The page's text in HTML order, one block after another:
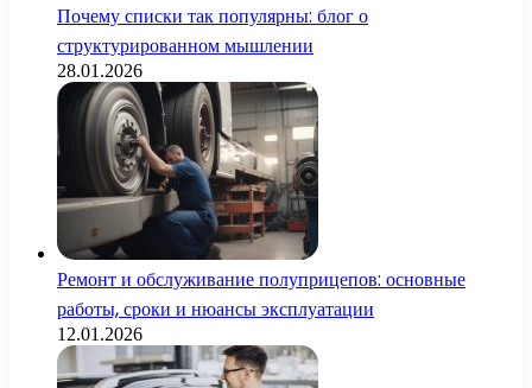
Почему списки так популярны: блог о
структурированном мышлении
28.01.2026
Ремонт и обслуживание полуприцепов: основные
работы, сроки и нюансы эксплуатации
12.01.2026